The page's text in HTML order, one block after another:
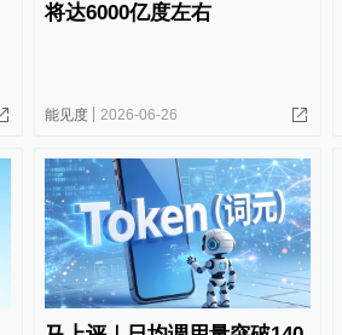
将达6000亿度左右
能见度 2026-06-26